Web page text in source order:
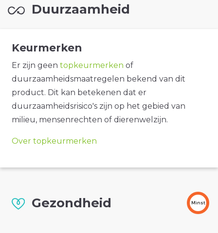
Duurzaamheid
Keurmerken
Er zijn geen topkeurmerken of
duurzaamheidsmaatregelen bekend van dit
product. Dit kan betekenen dat er
duurzaamheidsrisico's zijn op het gebied van
milieu, mensenrechten of dierenwelzijn.
Over topkeurmerken
Gezondheid Minst